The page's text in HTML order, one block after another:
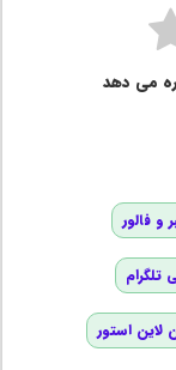
می دهد
و فالور
تلگرام
لاین استور